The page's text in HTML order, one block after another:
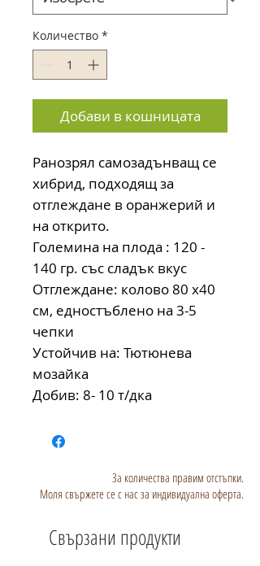
Количество *
Добави в кошницата
Ранозрял самозадънващ се
хибрид, подходящ за
отглеждане в оранжерий и
на открито.
Големина на плода : 120 -
140 гр. със сладък вкус
Отглеждане: колово 80 х40
см, едностъблено на 3-5
чепки
Устойчив на: Тютюнева
мозайка
Добив: 8- 10 т/дка
За количества правим отстъпки.
Моля свържете се с нас за индивидуална оферта.
Свързани продукти